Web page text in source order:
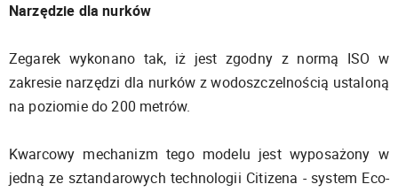
Narzędzie dla nurków
Zegarek wykonano tak, iż jest zgodny z normą ISO w
zakresie narzędzi dla nurków z wodoszczelnością ustaloną
na poziomie do 200 metrów.
Kwarcowy mechanizm tego modelu jest wyposażony w
jedną ze sztandarowych technologii Citizena - system Eco-